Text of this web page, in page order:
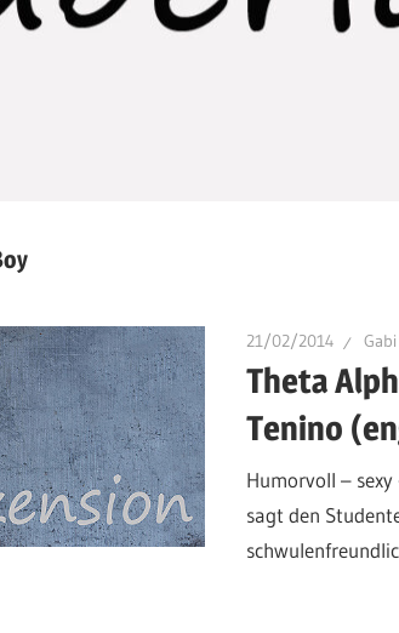
21/02/2014 Gabi
Theta
Tenino
Humorvoll –
sagt den